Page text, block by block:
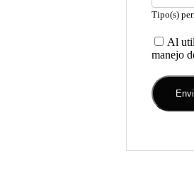
Tipo(s)
Al
manejo